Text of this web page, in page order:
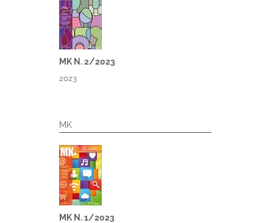
MK N. 2/2023
2023
MK
MK N. 1/2023